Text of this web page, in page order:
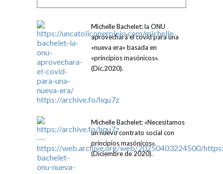
Michelle Bachelet: la ONU
aprovechará el covid para una
«nueva era» basada en
«principios masónicos».
(Dic.2020).
Michelle Bachelet: «Necesitamos
un nuevo contrato social con
principios masónicos».
(Diciembre de 2020).